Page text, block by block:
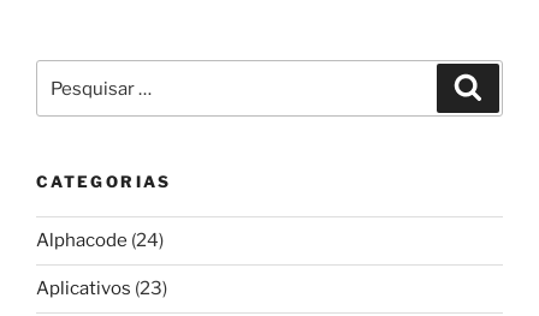
por:
CATEGORIAS
Alphacode (24)
Aplicativos (23)